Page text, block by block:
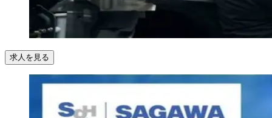
求人を見る